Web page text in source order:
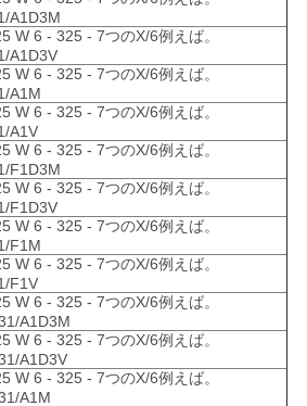
A1D3M
W 6 - 325 - 7つのX/6例えば。
A1D3V
W 6 - 325 - 7つのX/6例えば。
A1M
W 6 - 325 - 7つのX/6例えば。
A1V
W 6 - 325 - 7つのX/6例えば。
F1D3M
W 6 - 325 - 7つのX/6例えば。
F1D3V
W 6 - 325 - 7つのX/6例えば。
F1M
W 6 - 325 - 7つのX/6例えば。
F1V
W 6 - 325 - 7つのX/6例えば。
A1D3M
W 6 - 325 - 7つのX/6例えば。
A1D3V
W 6 - 325 - 7つのX/6例えば。
A1M